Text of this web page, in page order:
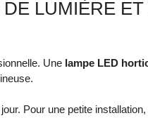
LUMIÈRE
Une lampe LED
Pour une petite